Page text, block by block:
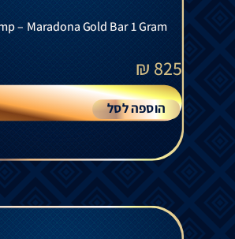
– Maradona Gold Bar 1 Gram
825
₪
הוספה לסל